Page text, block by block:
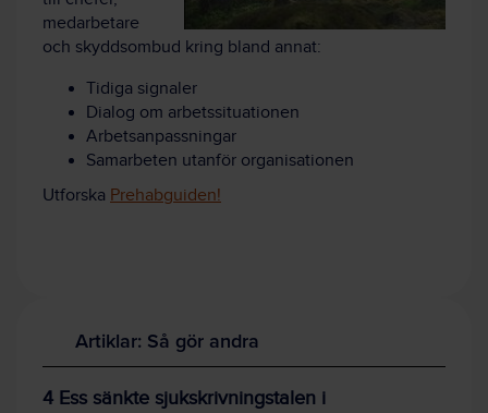
medarbetare
och skyddsombud kring bland annat:
Tidiga signaler
Dialog om arbetssituationen
Arbetsanpassningar
Samarbeten utanför organisationen
Utforska Prehabguiden!
Artiklar: Så gör andra
4 Ess sänkte sjukskrivningstalen i